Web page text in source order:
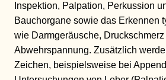
Inspektion, Palpation, Perkussion
Bauchorgane sowie das Erkennen
wie Darmgeräusche, Druckschmerz
Abwehrspannung. Zusätzlich
Zeichen, beispielsweise bei